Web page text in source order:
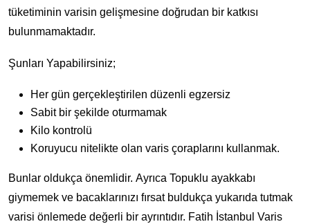
tüketiminin varisin gelişmesine doğrudan bir katkısı
bulunmamaktadır.
Şunları Yapabilirsiniz;
Her gün gerçekleştirilen düzenli egzersiz
Sabit bir şekilde oturmamak
Kilo kontrolü
Koruyucu nitelikte olan varis çoraplarını kullanmak.
Bunlar oldukça önemlidir. Ayrıca Topuklu ayakkabı
giymemek ve bacaklarınızı fırsat buldukça yukarıda tutmak
varisi önlemede değerli bir ayrıntıdır. Fatih İstanbul Varis